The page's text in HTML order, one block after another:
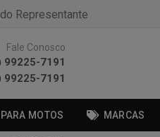
Representante
Fale Conosco
99225-7191
99225-7191
MOTOS MARCAS